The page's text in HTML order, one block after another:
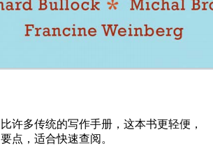
比许多传统的写作手册，这本书更轻便，
点，适合快速查阅。